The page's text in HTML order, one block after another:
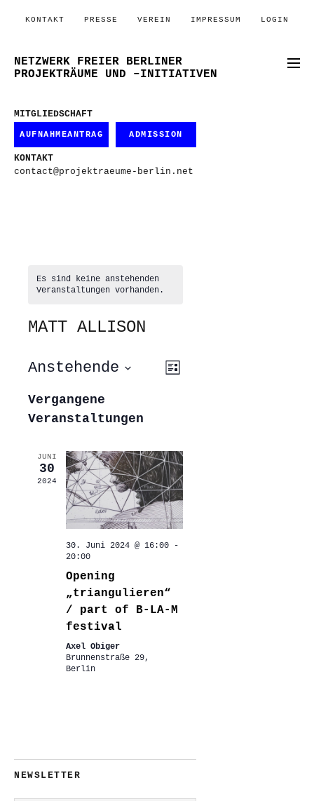
KONTAKT PRESSE VEREIN IMPRESSUM LOGIN
NETZWERK FREIER BERLINER
PROJEKTRÄUME UND –INITIATIVEN
MITGLIEDSCHAFT
AUFNAHMEANTRAG ADMISSION
KONTAKT
contact@projektraeume-berlin.net
Es sind keine anstehenden
Veranstaltungen vorhanden.
MATT ALLISON
ANSICHTEN-
NAVIGATION
VERANSTALTUNG
ANSICHTEN-
Liste
Anstehende
wählen.
Vergangene
Veranstaltungen
JUNI
30
2024
30. Juni 2024 @ 16:00-
20:00
Opening
„triangulieren“
/ part of B-LA-M
festival
Axel Obiger
Brunnenstraße 29,
Berlin
NEWSLETTER